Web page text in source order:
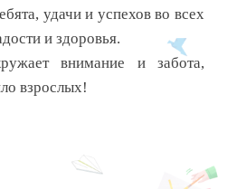
удачи и успехов во всех
и здоровья.
внимание и забота,
взрослых!